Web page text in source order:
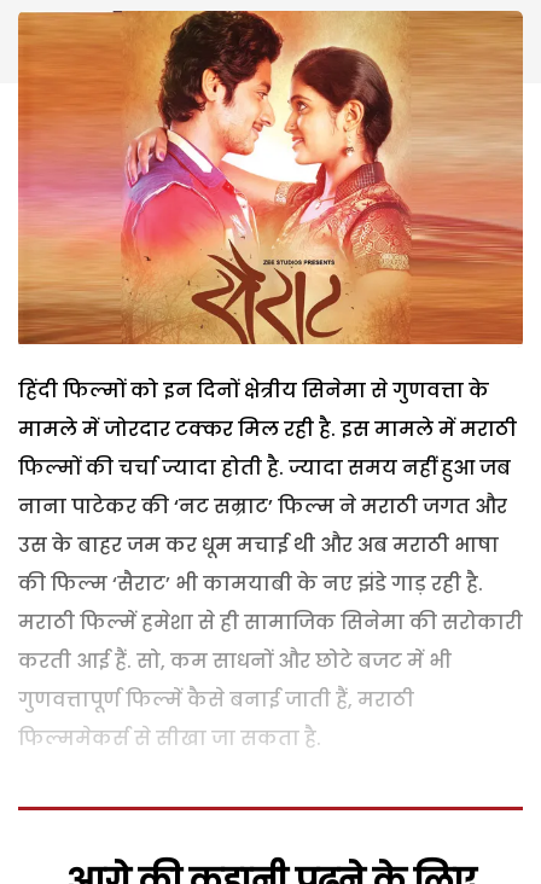
हिंदी फिल्मों को इन दिनों क्षेत्रीय सिनेमा से गुणवत्ता के
मामले में जोरदार टक्कर मिल रही है. इस मामले में मराठी
फिल्मों की चर्चा ज्यादा होती है. ज्यादा समय नहीं हुआ जब
नाना पाटेकर की ‘नट सम्राट’ फिल्म ने मराठी जगत और
उस के बाहर जम कर धूम मचाई थी और अब मराठी भाषा
की फिल्म ‘सैराट’ भी कामयाबी के नए झंडे गाड़ रही है.
मराठी फिल्में हमेशा से ही सामाजिक सिनेमा की सरोकारी
करती आई हैं. सो, कम साधनों और छोटे बजट में भी
गुणवत्तापूर्ण फिल्में कैसे बनाई जाती हैं, मराठी
फिल्ममेकर्स से सीखा जा सकता है.